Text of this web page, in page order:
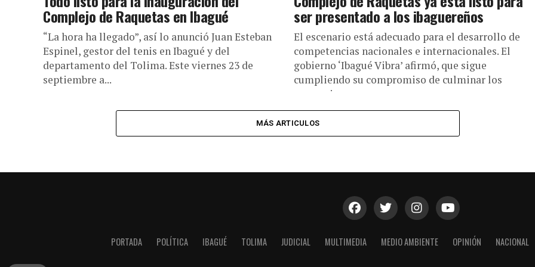
Complejo de Raquetas en Ibagué
“La hora ha llegado”, así lo anunció Juan Esteban
Espinel, gestor del tenis en Ibagué y del
departamento del Tolima. Este viernes 23 de
septiembre a...
ser presentado a los ibaguereños
El escenario está adecuado para el desarrollo de
competencias nacionales e internacionales. El
gobierno ‘Ibagué Vibra’ afirmó, que sigue
cumpliendo su compromiso de culminar los
escenarios...
MÁS ARTICULOS
PORTADA POLÍTICA IBAGUÉ TOLIMA JUDICIAL MULTIMEDIA MEDIO AMBIENTE OPINIÓN NACIONAL